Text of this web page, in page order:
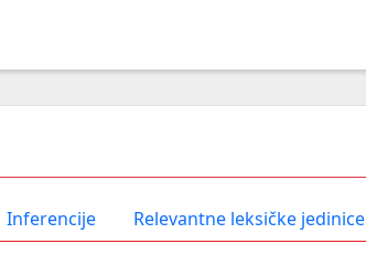
Inferencije Relevantne leksičke jedinice